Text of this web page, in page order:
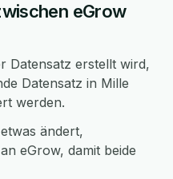
eGrow
Datensatz erstellt wird,
Datensatz in Mille
werden.
ändert,
eGrow, damit beide